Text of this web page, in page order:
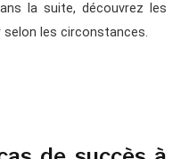
la suite, découvrez les
les circonstances.